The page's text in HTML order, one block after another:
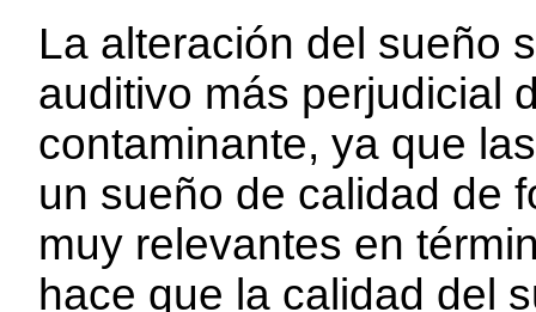
La alteración del sueño
auditivo más perjudicial
contaminante, ya que
un sueño de calidad de
muy relevantes en
hace que la calidad del